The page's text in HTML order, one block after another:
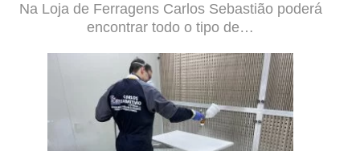
Na Loja de Ferragens Carlos Sebastião poderá
encontrar todo o tipo de…